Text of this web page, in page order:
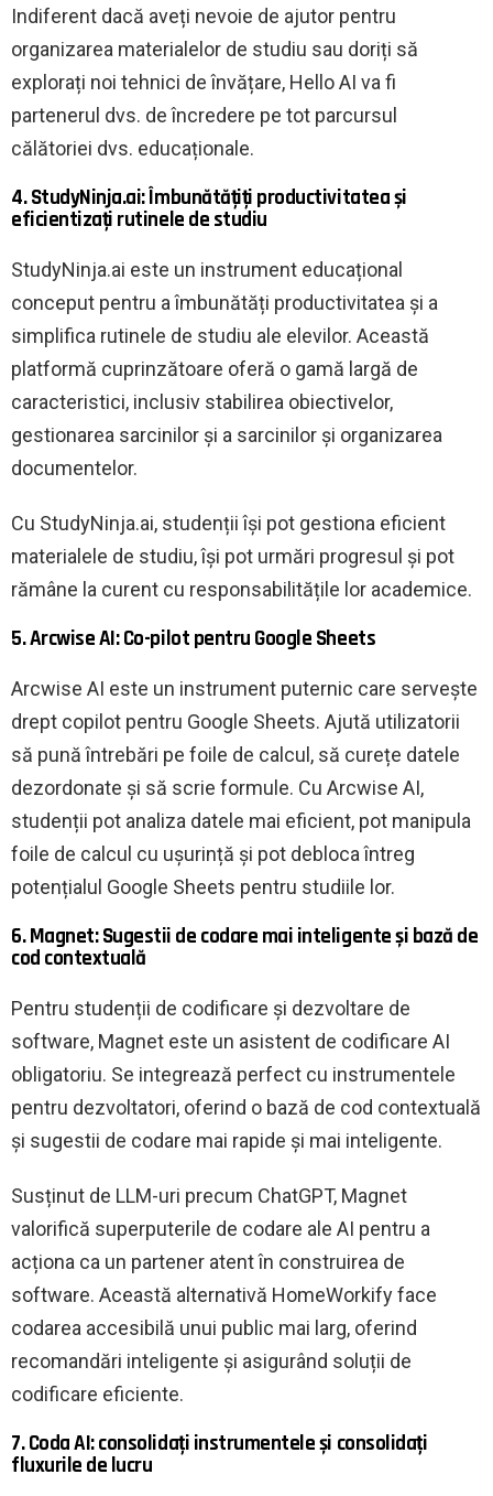
Indiferent dacă aveți nevoie de ajutor pentru
organizarea materialelor de studiu sau doriți să
explorați noi tehnici de învățare, Hello AI va fi
partenerul dvs. de încredere pe tot parcursul
călătoriei dvs. educaționale.
4. StudyNinja.ai: Îmbunătățiți productivitatea și
eficientizați rutinele de studiu
StudyNinja.ai este un instrument educațional
conceput pentru a îmbunătăți productivitatea și a
simplifica rutinele de studiu ale elevilor. Această
platformă cuprinzătoare oferă o gamă largă de
caracteristici, inclusiv stabilirea obiectivelor,
gestionarea sarcinilor și a sarcinilor și organizarea
documentelor.
Cu StudyNinja.ai, studenții își pot gestiona eficient
materialele de studiu, își pot urmări progresul și pot
rămâne la curent cu responsabilitățile lor academice.
5. Arcwise AI: Co-pilot pentru Google Sheets
Arcwise AI este un instrument puternic care servește
drept copilot pentru Google Sheets. Ajută utilizatorii
să pună întrebări pe foile de calcul, să curețe datele
dezordonate și să scrie formule. Cu Arcwise AI,
studenții pot analiza datele mai eficient, pot manipula
foile de calcul cu ușurință și pot debloca întreg
potențialul Google Sheets pentru studiile lor.
6. Magnet: Sugestii de codare mai inteligente și bază de
cod contextuală
Pentru studenții de codificare și dezvoltare de
software, Magnet este un asistent de codificare AI
obligatoriu. Se integrează perfect cu instrumentele
pentru dezvoltatori, oferind o bază de cod contextuală
și sugestii de codare mai rapide și mai inteligente.
Susținut de LLM-uri precum ChatGPT, Magnet
valorifică superputerile de codare ale AI pentru a
acționa ca un partener atent în construirea de
software. Această alternativă HomeWorkify face
codarea accesibilă unui public mai larg, oferind
recomandări inteligente și asigurând soluții de
codificare eficiente.
7. Coda AI: consolidați instrumentele și consolidați
fluxurile de lucru